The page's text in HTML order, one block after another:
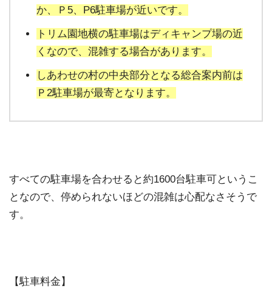
か、Ｐ5、P6駐車場が近いです。
トリム園地横の駐車場はディキャンプ場の近
くなので、混雑する場合があります。
しあわせの村の中央部分となる総合案内前は
Ｐ2駐車場が最寄となります。
すべての駐車場を合わせると約1600台駐車可というこ
となので、停められないほどの混雑は心配なさそうで
す。
【駐車料金】